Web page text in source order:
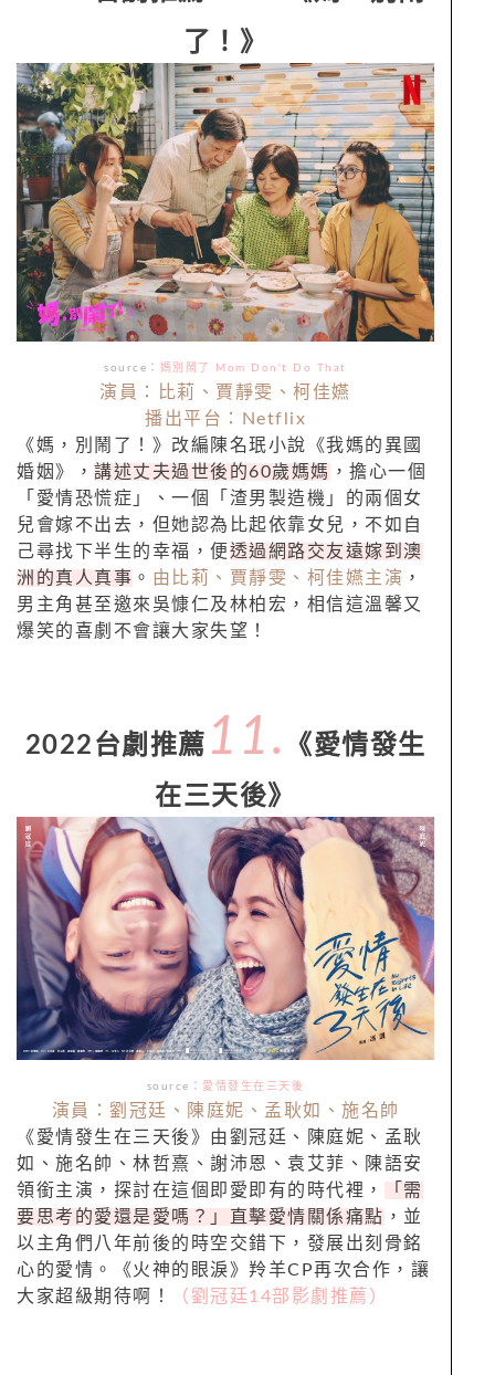
了！》
source： 媽別鬧了 Mom Don't Do That
演員：比莉、賈靜雯、柯佳嬿
播出平台：Netflix
《媽，別鬧了！》改編陳名珉小說《我媽的異國
婚姻》， 講述丈夫過世後的60歲媽媽 ，擔心一個
「愛情恐慌症」、一個「渣男製造機」的兩個女
兒會嫁不出去，但她認為比起依靠女兒，不如自
己尋找下半生的幸福，便透過網路交友遠嫁到澳
洲的真人真事 。 由比莉、賈靜雯、柯佳嬿主演 ，
男主角甚至邀來吳慷仁及林柏宏，相信這溫馨又
爆笑的喜劇不會讓大家失望！
2022台劇推薦 11.
《愛情發生
在三天後》
source： 愛情發生在三天後
演員：劉冠廷、陳庭妮、孟耿如、施名帥
《愛情發生在三天後》由劉冠廷、陳庭妮、孟耿
如、施名帥、林哲熹、謝沛恩、袁艾菲、陳語安
領銜主演，探討在這個即愛即有的時代裡，
「需
要思考的愛還是愛嗎？」直擊愛情關係痛點 ，並
以主角們八年前後的時空交錯下，發展出刻骨銘
心的愛情。《火神的眼淚》羚羊CP再次合作，讓
大家超級期待啊！
（劉冠廷14部影劇推薦）